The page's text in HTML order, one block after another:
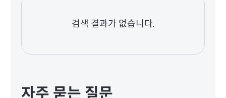
검색 결과가 없습니다.
자주 묻는 질문